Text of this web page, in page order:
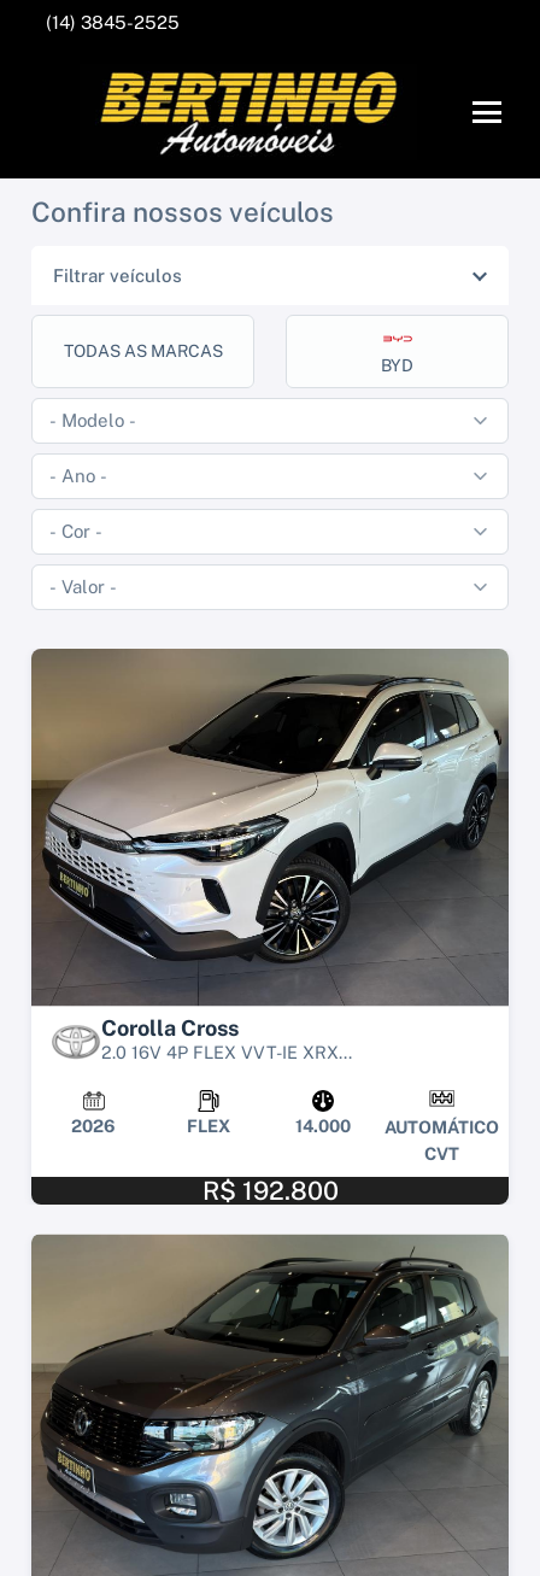
(14) 3845-2525
Confira nossos veículos
Filtrar veículos
TODAS AS MARCAS
BYD
Corolla Cross
2.0 16V 4P FLEX VVT-IE XRX...
2026 FLEX 14.000
AUTOMÁTICO
CVT
R$ 192.800